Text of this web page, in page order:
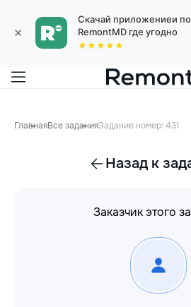
×
Скачай приложениеи
RemontMD где угодно
★★★★★
ГлавнаяВсе заданияЗадание номер: 431
Назад к
Заказчик этого